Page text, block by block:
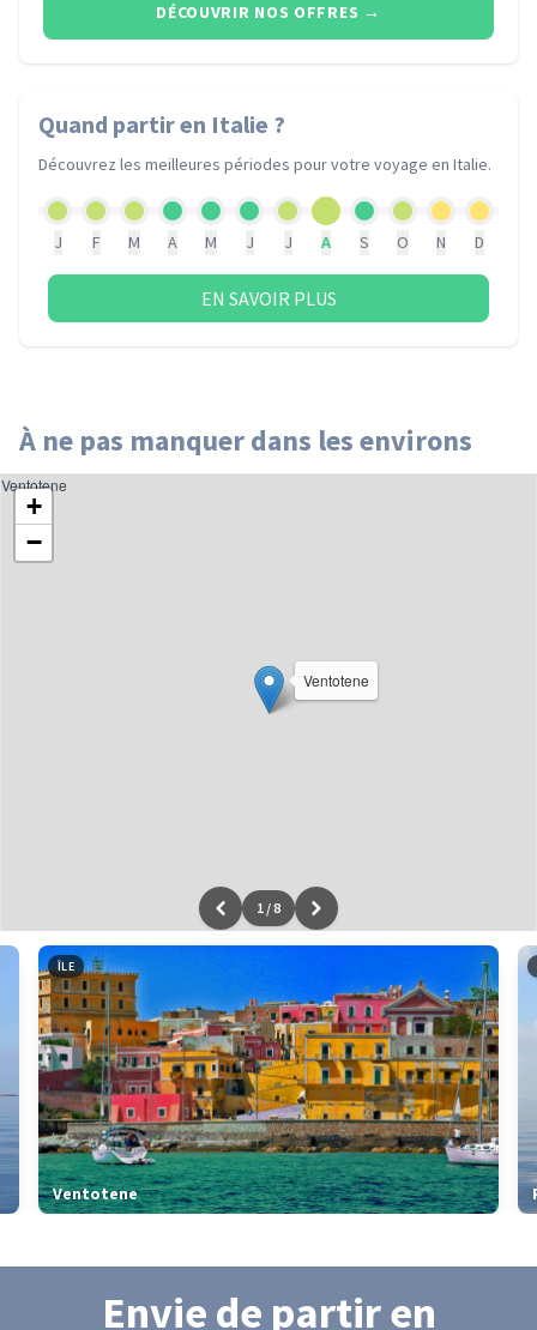
DÉCOUVRIR NOS OFFRES →
Quand partiren Italie ?
Découvrez les meilleures périodes pour votre voyage en Italie.
J F M A M J J A S O N D
EN SAVOIR PLUS
À ne pas manquer dans les environs
Ventotene
+
−
Leaflet|données ©OpenStreetMap/ODbL - renduOSM France
Ventotene
1 /8
ÎLE
Ventotene
Envie de partiren